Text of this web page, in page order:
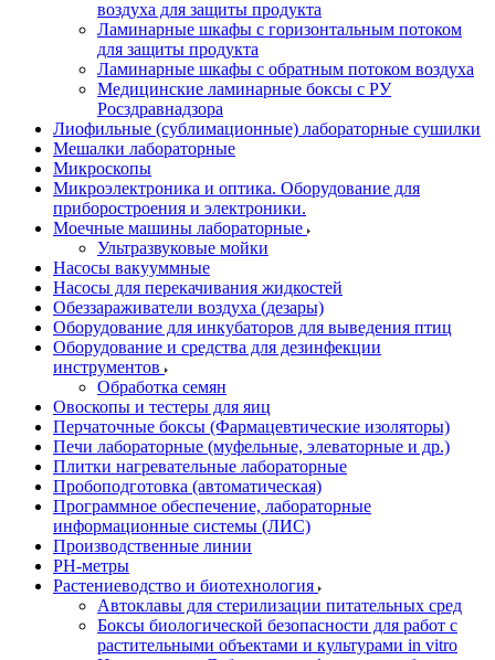
воздуха для защиты продукта
Ламинарные шкафы с горизонтальным потоком
для защиты продукта
Ламинарные шкафы с обратным потоком воздуха
Медицинские ламинарные боксы с РУ
Росздравнадзора
Лиофильные (сублимационные) лабораторные сушилки
Мешалки лабораторные
Микроскопы
Микроэлектроника и оптика. Оборудование для
приборостроения и электроники.
Моечные машины лабораторные
Ультразвуковые мойки
Насосы вакууммные
Насосы для перекачивания жидкостей
Обеззараживатели воздуха (дезары)
Оборудование для инкубаторов для выведения птиц
Оборудование и средства для дезинфекции
инструментов
Обработка семян
Овоскопы и тестеры для яиц
Перчаточные боксы (Фармацевтические изоляторы)
Печи лабораторные (муфельные, элеваторные и др.)
Плитки нагревательные лабораторные
Пробоподготовка (автоматическая)
Программное обеспечение, лабораторные
информационные системы (ЛИС)
Производственные линии
РH-метры
Растениеводство и биотехнология
Автоклавы для стерилизации питательных сред
Боксы биологической безопасности для работ с
растительными объектами и культурами in vitro